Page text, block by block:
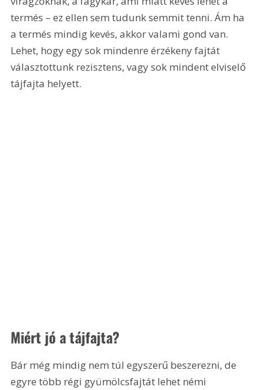
termés – ez ellen sem tudunk semmit tenni. Ám ha
a termés mindig kevés, akkor valami gond van.
Lehet, hogy egy sok mindenre érzékeny fajtát
választottunk rezisztens, vagy sok mindent elviselő
tájfajta helyett.
Miért jó a tájfajta?
Bár még mindig nem túl egyszerű beszerezni, de
egyre több régi gyümölcsfajtát lehet némi